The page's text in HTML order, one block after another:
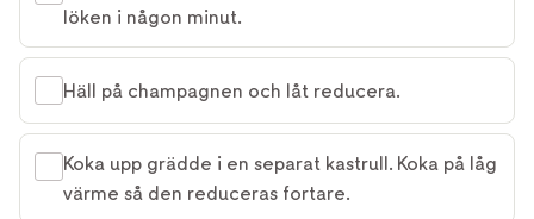
löken i någon minut.
Häll på champagnen och låt reducera.
Koka upp grädde i en separat kastrull. Koka på låg
värme så den reduceras fortare.